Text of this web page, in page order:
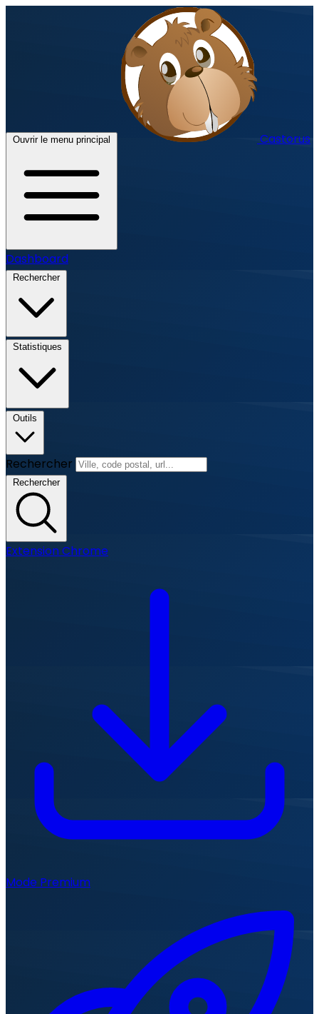
Ouvrir le menu principal Castorus
Dashboard
Rechercher
Statistiques
Outils
Rechercher
Rechercher
Extension Chrome
Mode Premium